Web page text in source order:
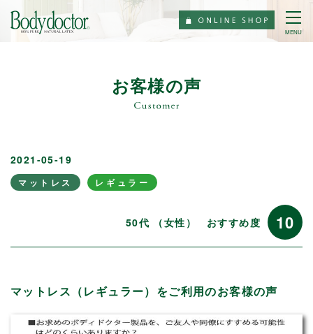
MENU
お客様の声
2021-05-19
マットレス レギュラー
50代 （女性） おすすめ度 10
マットレス（レギュラー）をご利用のお客様の声